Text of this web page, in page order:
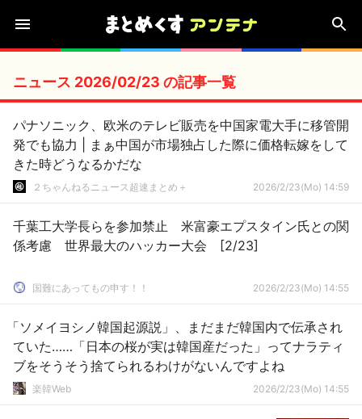
ニュース 2026/02/23 の記事一覧
パナソニック、欧米のテレビ販売を中国家電大手に移管開
発でも協力 | まぁ中国が市場独占した際に価格転嫁をして
きた時どうなるかだな
２ちゃんねるニュース超速まとめ＋ 2026/2/23(Mo) 14:59
千葉工大学長らを参加禁止 米富豪エプスタイン氏との関
係考慮 世界最大のハッカー大会 [2/23]
国難にあってもの申す！！ 2026/2/23(Mo) 14:55
「ソメイヨシノ韓国起源説」、まだまだ韓国内で伝承され
ていた……「日本の桜が実は韓国産だった」ってナラティ
ブをそうそう捨てられるわけがないんですよね
楽韓Web 2026/2/23(Mo) 14:55